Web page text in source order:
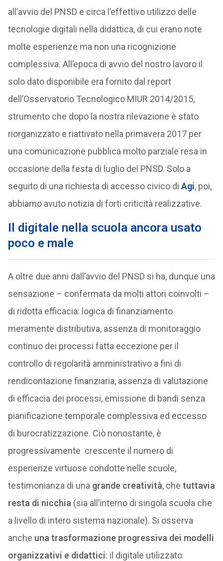
all’avvio del PNSD e circa l’effettivo utilizzo delle
tecnologie digitali nella didattica, di cui erano note
molte esperienze ma non una ricognizione
complessiva. All’epoca di avvio del nostro lavoro il
solo dato disponibile era fornito dal report
dell’Osservatorio Tecnologico MIUR 2014/2015,
strumento che dopo la nostra rilevazione è stato
riorganizzato e riattivato nella primavera 2017 per
una comunicazione pubblica molto parziale resa in
occasione della festa di luglio del PNSD. Solo a
seguito di una richiesta di accesso civico di Agi, poi,
abbiamo avuto notizia di forti criticità realizzative.
Il digitale nella scuola ancora usato
poco e male
A oltre due anni dall’avvio del PNSD si ha, dunque una
sensazione – confermata da molti attori coinvolti –
di ridotta efficacia: logica di finanziamento
meramente distributiva, assenza di monitoraggio
continuo dei processi fatta eccezione per il
controllo di regolarità amministrativo a fini di
rendicontazione finanziaria, assenza di valutazione
di efficacia dei processi, emissione di bandi senza
pianificazione temporale complessiva ed eccesso
di burocratizzazione. Ciò nonostante, è
progressivamente crescente il numero di
esperienze virtuose condotte nelle scuole,
testimonianza di una grande creatività, che tuttavia
resta di nicchia (sia all’interno di singola scuola che
a livello di intero sistema nazionale). Si osserva
anche una trasformazione progressiva dei modelli
organizzativi e didattici: il digitale utilizzato